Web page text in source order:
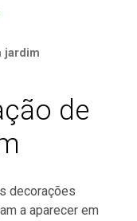
jardim
de
decorações
a aparecer em